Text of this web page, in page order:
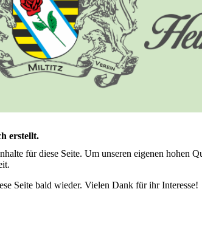
erstellt.
für diese Seite. Um unseren eigenen hohen
Seite bald wieder. Vielen Dank für ihr Interesse!